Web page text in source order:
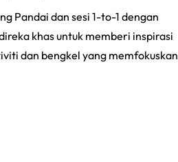
Pandai dan sesi 1-to-1 dengan
khas untuk memberi inspirasi
dan bengkel yang memfokuskan